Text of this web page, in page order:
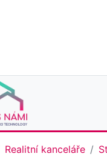
Realitní kanceláře